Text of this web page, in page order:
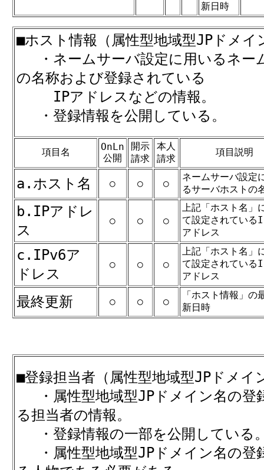
新日時
■ホスト情報（属性型地域型JPドメイ
・ネームサーバ設定に用いるネー
の名称および登録されている
IPアドレスなどの情報。
・登録情報を公開している。
項目名
OnLn
公開
開示
請求
本人
請求
項目説明
a.ホスト名 ○ ○ ○
ネームサーバ設定
るサーバホストの
b.IPアドレ
ス
○ ○ ○
上記「ホスト名」
て設定されている
アドレス
c.IPv6ア
ドレス
○ ○ ○
上記「ホスト名」
て設定されている
アドレス
最終更新 ○ ○ ○
「ホスト情報」の
新日時
■登録担当者（属性型地域型JPドメイ
・属性型地域型JPドメイン名の登
る担当者の情報。
・登録情報の一部を公開している
・属性型地域型JPドメイン名の登